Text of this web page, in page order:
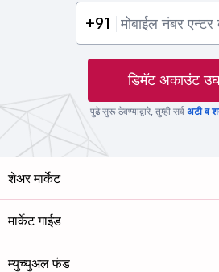
+91
डिमॅट अकाउंट
पुढे सुरू ठेवण्याद्वारे, तुम्ही सर्व अटी व
शेअर मार्केट
मार्केट गाईड
म्युच्युअल फंड